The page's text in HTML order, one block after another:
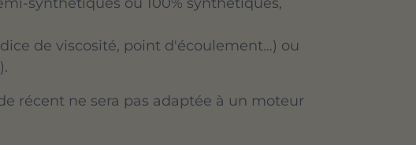
de viscosité, point d'écoulement…) ou
récent ne sera pas adaptée à un moteur